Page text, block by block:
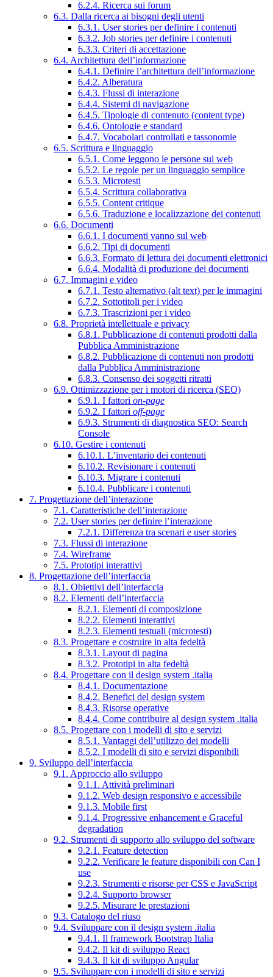
6.2.4. Ricerca sui forum
6.3. Dalla ricerca ai bisogni degli utenti
6.3.1. User stories per definire i contenuti
6.3.2. Job stories per definire i contenuti
6.3.3. Criteri di accettazione
6.4. Architettura dell’informazione
6.4.1. Definire l’architettura dell’informazione
6.4.2. Alberatura
6.4.3. Flussi di interazione
6.4.4. Sistemi di navigazione
6.4.5. Tipologie di contenuto (content type)
6.4.6. Ontologie e standard
6.4.7. Vocabolari controllati e tassonomie
6.5. Scrittura e linguaggio
6.5.1. Come leggono le persone sul web
6.5.2. Le regole per un linguaggio semplice
6.5.3. Microtesti
6.5.4. Scrittura collaborativa
6.5.5. Content critique
6.5.6. Traduzione e localizzazione dei contenuti
6.6. Documenti
6.6.1. I documenti vanno sul web
6.6.2. Tipi di documenti
6.6.3. Formato di lettura dei documenti elettronici
6.6.4. Modalità di produzione dei documenti
6.7. Immagini e video
6.7.1. Testo alternativo (alt text) per le immagini
6.7.2. Sottotitoli per i video
6.7.3. Trascrizioni per i video
6.8. Proprietà intellettuale e privacy
6.8.1. Pubblicazione di contenuti prodotti dalla
Pubblica Amministrazione
6.8.2. Pubblicazione di contenuti non prodotti
dalla Pubblica Amministrazione
6.8.3. Consenso dei soggetti ritratti
6.9. Ottimizzazione per i motori di ricerca (SEO)
6.9.1. I fattori on-page
6.9.2. I fattori off-page
6.9.3. Strumenti di diagnostica SEO: Search
Console
6.10. Gestire i contenuti
6.10.1. L’inventario dei contenuti
6.10.2. Revisionare i contenuti
6.10.3. Migrare i contenuti
6.10.4. Pubblicare i contenuti
7. Progettazione dell’interazione
7.1. Caratteristiche dell’interazione
7.2. User stories per definire l’interazione
7.2.1. Differenza tra scenari e user stories
7.3. Flussi di interazione
7.4. Wireframe
7.5. Prototipi interattivi
8. Progettazione dell’interfaccia
8.1. Obiettivi dell’interfaccia
8.2. Elementi dell’interfaccia
8.2.1. Elementi di composizione
8.2.2. Elementi interattivi
8.2.3. Elementi testuali (microtesti)
8.3. Progettare e costruire in alta fedeltà
8.3.1. Layout di pagina
8.3.2. Prototipi in alta fedeltà
8.4. Progettare con il design system .italia
8.4.1. Documentazione
8.4.2. Benefici del design system
8.4.3. Risorse operative
8.4.4. Come contribuire al design system .italia
8.5. Progettare con i modelli di sito e servizi
8.5.1. Vantaggi dell’utilizzo dei modelli
8.5.2. I modelli di sito e servizi disponibili
9. Sviluppo dell’interfaccia
9.1. Approccio allo sviluppo
9.1.1. Attività preliminari
9.1.2. Web design responsivo e accessibile
9.1.3. Mobile first
9.1.4. Progressive enhancement e Graceful
degradation
9.2. Strumenti di supporto allo sviluppo del software
9.2.1. Feature detection
9.2.2. Verificare le feature disponibili con Can I
use
9.2.3. Strumenti e risorse per CSS e JavaScript
9.2.4. Supporto browser
9.2.5. Misurare le prestazioni
9.3. Catalogo del riuso
9.4. Sviluppare con il design system .italia
9.4.1. Il framework Bootstrap Italia
9.4.2. Il kit di sviluppo React
9.4.3. Il kit di sviluppo Angular
9.5. Sviluppare con i modelli di sito e servizi